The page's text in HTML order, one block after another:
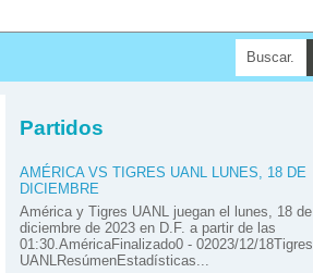
Partidos
AMÉRICA VS TIGRES UANL LUNES, 18 DE
DICIEMBRE
América y Tigres UANL juegan el lunes, 18 de
diciembre de 2023 en D.F. a partir de las
01:30.AméricaFinalizado0 - 02023/12/18Tigres
UANLResúmenEstadísticas...